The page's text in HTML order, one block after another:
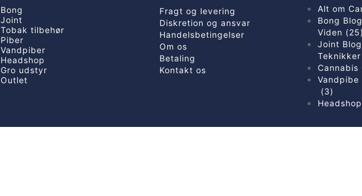
Bong
Joint
Tobak tilbehør
Piber
Vandpiber
Headshop
Gro udstyr
Outlet
Fragt og levering
Diskretion og ansvar
Handelsbetingelser
Om os
Betaling
Kontakt os
Alt om
Bong
Viden
Joint
(3)